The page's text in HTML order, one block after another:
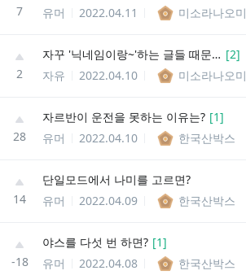
7
유머
2022.04.11 미소라나오미
2
자꾸 '닉네임이랑~'하는 글들 때문에 [2]
자유
2022.04.10 미소라나오미
28
자르반이 운전을 못하는 이유는? [1]
유머
2022.04.10 한국산박스
14
단일모드에서 나미를 고르면?
유머
2022.04.09 한국산박스
-18
야스를 다섯 번 하면? [1]
유머
2022.04.08 한국산박스